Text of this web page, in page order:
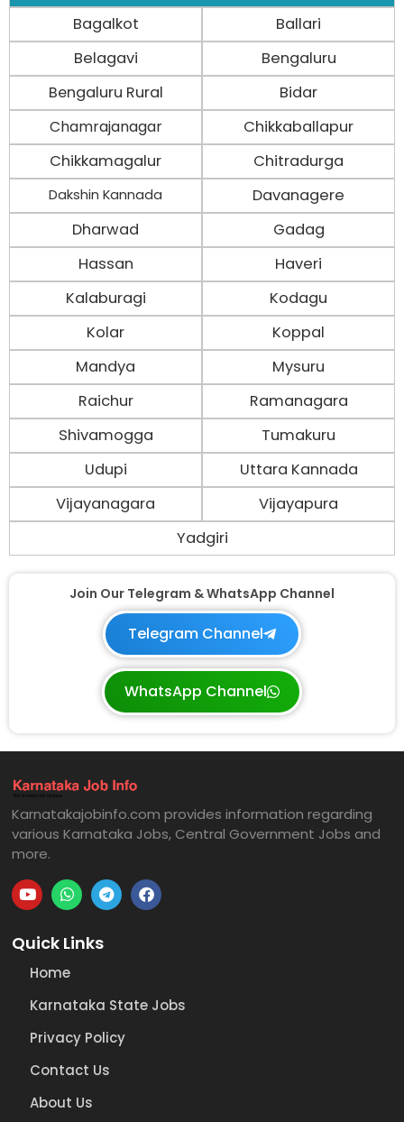
Bagalkot
Ballari
Belagavi
Bengaluru
Bengaluru Rural
Bidar
Chamrajanagar
Chikkaballapur
Chikkamagalur
Chitradurga
Dakshin Kannada
Davanagere
Dharwad
Gadag
Hassan
Haveri
Kalaburagi
Kodagu
Kolar
Koppal
Mandya
Mysuru
Raichur
Ramanagara
Shivamogga
Tumakuru
Udupi
Uttara Kannada
Vijayanagara
Vijayapura
Yadgiri
Join Our Telegram & WhatsApp Channel
Telegram Channel
WhatsApp Channel
Karnatakajobinfo.com provides information regarding
various Karnataka Jobs, Central Government Jobs and
more.
Quick Links
Home
Karnataka State Jobs
Privacy Policy
Contact Us
About Us